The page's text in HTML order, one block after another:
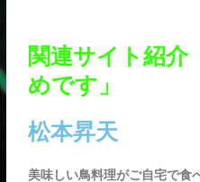
関連サイト紹介
めです」
松本昇天
美味しい鳥料理がご自宅で食